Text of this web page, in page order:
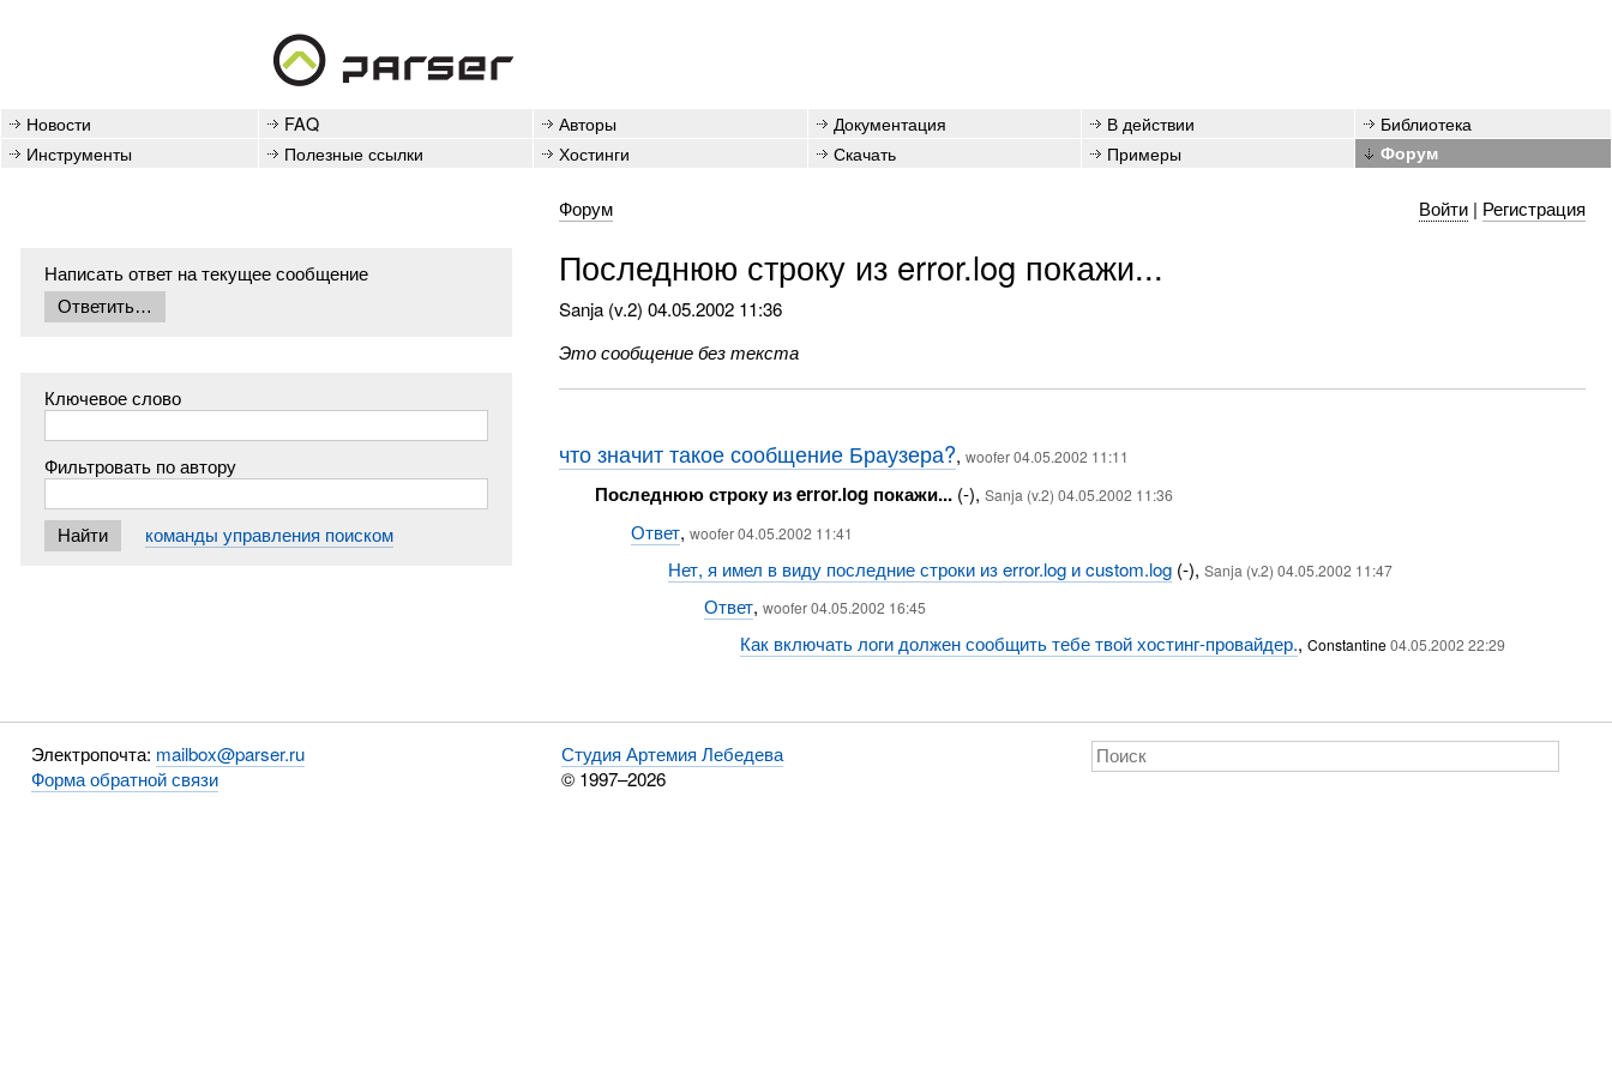
Новости FAQ Авторы Документация В действии
Библиотека
Инструменты
Полезные ссылки Хостинги Скачать Примеры Форум
Форум Войти| Регистрация
Написать ответ на текущее сообщение
Ключевое слово
Фильтровать по автору
команды управления поиском
Последнюю строку из error.log покажи...
Sanja (v.2) 04.05.2002 11:36
Это сообщение без текста
что значит такое сообщение Браузера?, woofer 04.05.2002 11:11
Последнюю строку из error.log покажи...(-), Sanja (v.2) 04.05.2002 11:36
Ответ,woofer 04.05.2002 11:41
Нет, я имел в виду последние строки из error.log и custom.log(-), Sanja (v.2) 04.05.2002 11:47
Ответ,woofer 04.05.2002 16:45
Как включать логи должен сообщить тебе твой хостинг-провайдер.,Constantine04.05.2002 22:29
Электропочта: mailbox@parser.ru
Форма обратной связи
Студия Артемия Лебедева
© 1997–2026